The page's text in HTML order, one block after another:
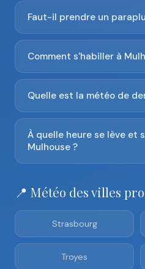
Faut-il prendre un
Comment s'habiller à
Quelle est la météo de
À quelle heure se lève et
Mulhouse ?
📍 Météo des villes
Strasbourg
Troyes